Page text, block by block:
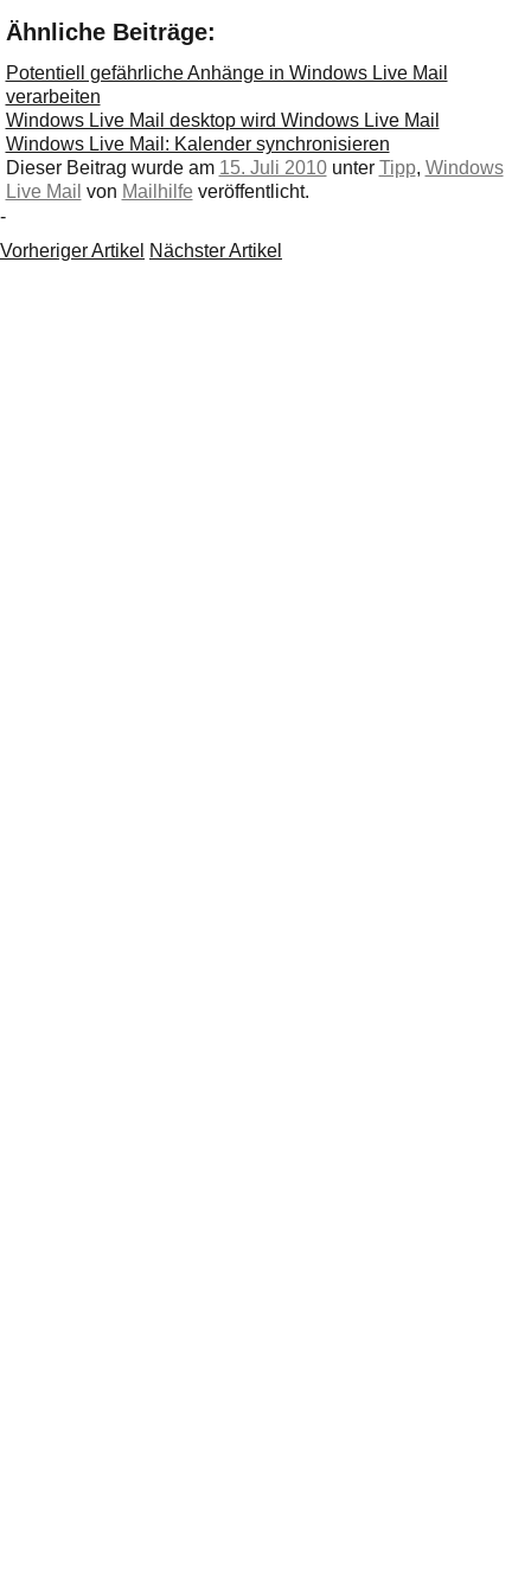
Ähnliche Beiträge:
Potentiell gefährliche Anhänge in Windows Live Mail
verarbeiten
Windows Live Mail desktop wird Windows Live Mail
Windows Live Mail: Kalender synchronisieren
Dieser Beitrag wurde am 15. Juli 2010unter Tipp, Windows
Live Mail von Mailhilfe veröffentlicht.
-
Vorheriger Artikel Nächster Artikel